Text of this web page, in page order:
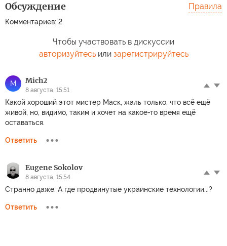
Обсуждение
Комментариев: 2
Правила
Чтобы участвовать в дискуссии
авторизуйтесьили зарегистрируйтесь
M Mich2
8 августа, 15:51
Какой хороший этот мистер Маск, жаль только, что всё ещё
живой, но, видимо, таким и хочет на какое-то время ещё
оставаться.
Ответить
Eugene Sokolov
8 августа, 15:54
Странно даже. А где продвинутые украинские технологии...?
Ответить